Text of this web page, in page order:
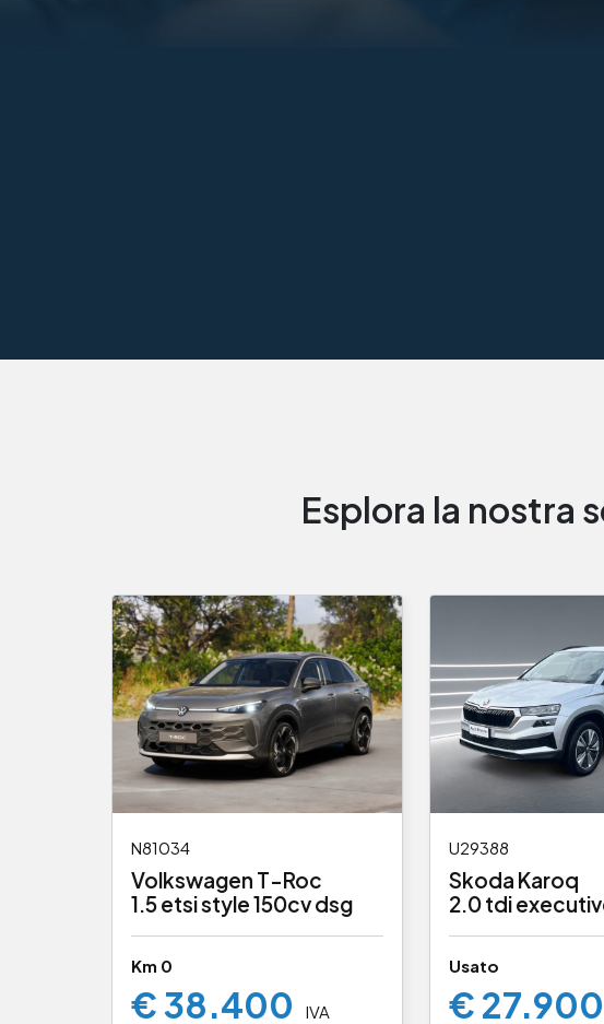
Esplora la nostra
N81034
Volkswagen T-Roc
1.5 etsi style 150cv dsg
Km 0
€ 38.400 IVA
U29388
Skoda Karoq
2.0 tdi
Usato
€ 27.900